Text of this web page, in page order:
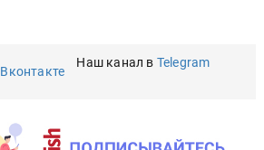
Вконтакте
Наш канал в Telegram